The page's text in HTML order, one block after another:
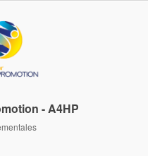
- A4HP